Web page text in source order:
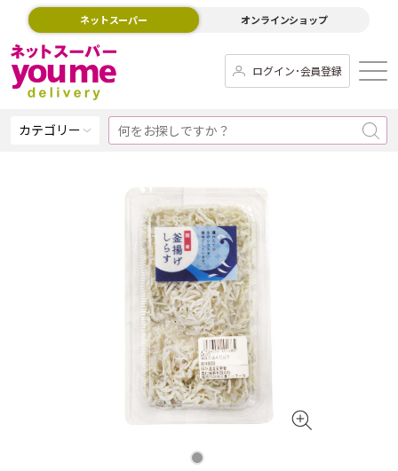
ネットスーパー オンラインショップ
ログイン･会員登録
カテゴリー